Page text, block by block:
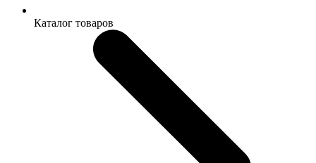
Каталог товаров